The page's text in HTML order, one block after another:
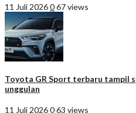
11 Juli 2026067 views
Toyota GR Sport terbaru tampil
unggulan
11 Juli 2026063 views